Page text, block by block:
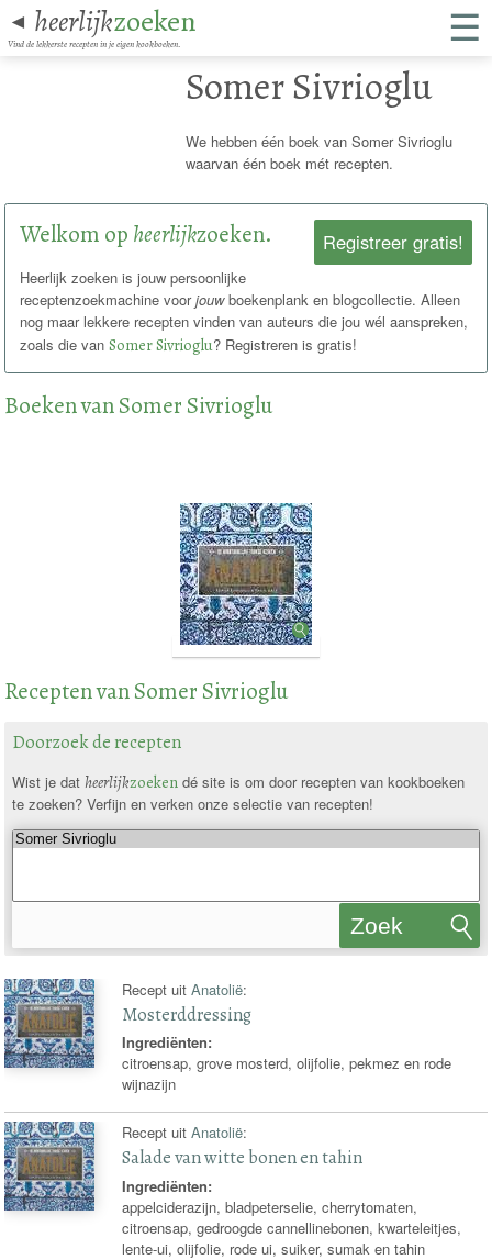
◄ heerlijkzoeken
Vind de lekkerste recepten in je eigen kookboeken. ☰
Somer Sivrioglu
We hebben één boek van Somer Sivrioglu
waarvan één boek mét recepten.
Registreer gratis!
Welkom op heerlijkzoeken.
Heerlijk zoeken is jouw persoonlijke
receptenzoekmachine voorjouwboekenplank en blogcollectie. Alleen
nog maar lekkere recepten vinden van auteurs die jou wél aanspreken,
zoals die vanSomer Sivrioglu? Registreren is gratis!
Boeken van Somer Sivrioglu
Recepten van Somer Sivrioglu
Doorzoek de recepten
Wist je dat heerlijkzoekendé site is om door recepten van kookboeken
te zoeken? Verfijn en verken onze selectie van recepten!
Zoek
Recept uitAnatolië:
Mosterddressing
Ingrediënten:
citroensap, grove mosterd, olijfolie, pekmez en rode
wijnazijn
Recept uitAnatolië:
Salade van witte bonen en tahin
Ingrediënten:
appelciderazijn, bladpeterselie, cherrytomaten,
citroensap, gedroogde cannellinebonen, kwarteleitjes,
lente-ui, olijfolie, rode ui, suiker, sumak en tahin